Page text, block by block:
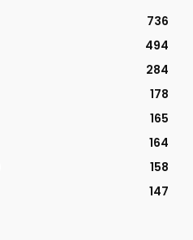
736
494
284
178
165
164
158
147